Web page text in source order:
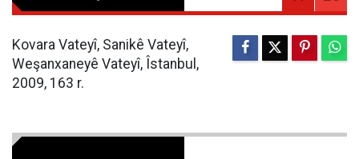
Kovara Vateyî, Sanikê Vateyî,
Weşanxaneyê Vateyî, Îstanbul,
2009, 163 r.